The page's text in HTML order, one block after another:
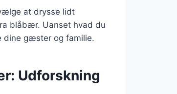
at drysse lidt
blåbær. Uanset hvad du
dine gæster og familie.
Udforskning